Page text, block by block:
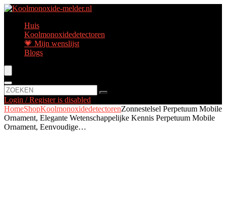
Huis
Koolmonoxidedetectoren
💗 Mijn wenslijst
Blogs
Login / Register is disabled
HomeShopKoolmonoxidedetectorenZonnestelsel Perpetuum Mobile
Ornament, Elegante Wetenschappelijke Kennis Perpetuum Mobile
Ornament, Eenvoudige…